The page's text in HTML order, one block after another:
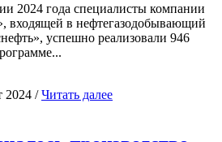
2024 года специалисты компании
входящей в нефтегазодобывающий
успешно реализовали 946
2024 /Читать далее